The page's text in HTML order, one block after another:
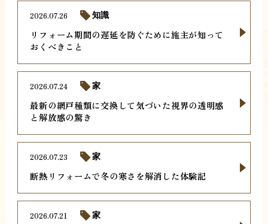
リフォーム期間の遅延を防ぐために施主が知って
おくべきこと
2026.07.26 知識
最新の網戸種類に交換して気づいた視界の透明感
と解放感の驚き
2026.07.24 家
断熱リフォームで冬の寒さを解消した体験記
2026.07.23 家
2026.07.21 家